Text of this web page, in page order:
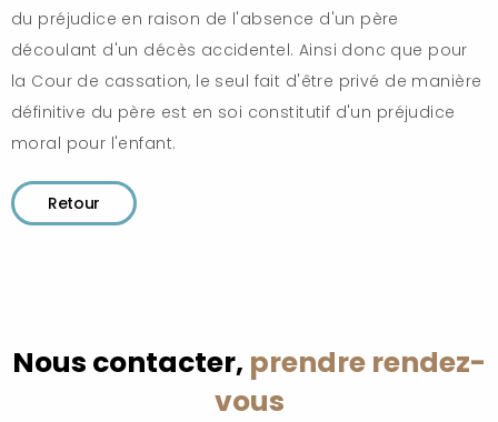
du préjudice en raison de l'absence d'un père
découlant d'un décès accidentel. Ainsi donc que pour
la Cour de cassation, le seul fait d'être privé de manière
définitive du père est en soi constitutif d'un préjudice
moral pour l'enfant.
Retour
Nous contacter, prendre rendez-
vous